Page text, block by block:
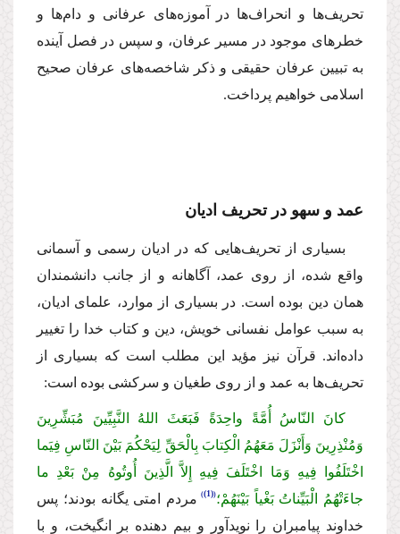
تحریف‌ها و انحراف‌ها در آموزه‌هاى عرفانى و دام‌ها و
خطرهاى موجود در مسیر عرفان، و سپس در فصل آینده
به تبیین عرفان حقیقى و ذكر شاخصه‌هاى عرفان صحیح
اسلامى خواهیم پرداخت.
عمد و سهو در تحریف ادیان
بسیارى از تحریف‌هایى كه در ادیان رسمى و آسمانى
واقع شده، از روى عمد، آگاهانه و از جانب دانشمندان
همان دین بوده است. در بسیارى از موارد، علماى ادیان،
به سبب عوامل نفسانى خویش، دین و كتاب خدا را تغییر
داده‌اند. قرآن نیز مؤید این مطلب است كه بسیارى از
تحریف‌ها به عمد و از روى طغیان و سركشى بوده است:
كانَ النّاسُ أُمَّةً واحِدَةً فَبَعَثَ اللهُ النَّبِیِّینَ مُبَشِّرِینَ
وَمُنْذِرِینَ وَأَنْزَلَ مَعَهُمُ الْكِتابَ بِالْحَقِّ لِیَحْكُمَ بَیْنَ النّاسِ فِیَما
اخْتَلَفُوا فِیهِ وَمَا اخْتَلَفَ فِیهِ إِلاَّ الَّذِینَ أُوتُوهُ مِنْ بَعْدِ ما
جاءَتْهُمُ الْبَیِّناتُ بَغْیاً بَیْنَهُمْ؛ (1)
مردم امتى یگانه بودند؛ پس
خداوند پیامبران را نویدآور و بیم دهنده بر انگیخت، و با